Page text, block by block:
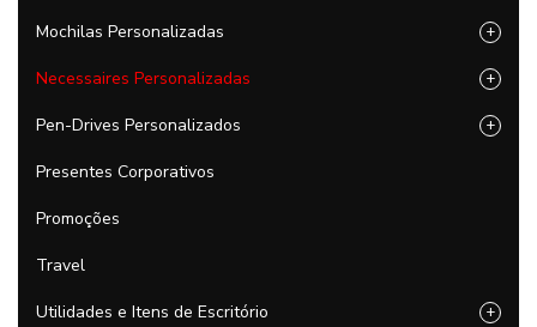
Mochilas Personalizadas +
Necessaires Personalizadas +
Pen-Drives Personalizados +
Presentes Corporativos
Promoções
Travel
Utilidades e Itens de Escritório +